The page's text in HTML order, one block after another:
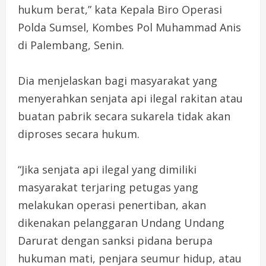
hukum berat,” kata Kepala Biro Operasi
Polda Sumsel, Kombes Pol Muhammad Anis
di Palembang, Senin.
Dia menjelaskan bagi masyarakat yang
menyerahkan senjata api ilegal rakitan atau
buatan pabrik secara sukarela tidak akan
diproses secara hukum.
“Jika senjata api ilegal yang dimiliki
masyarakat terjaring petugas yang
melakukan operasi penertiban, akan
dikenakan pelanggaran Undang Undang
Darurat dengan sanksi pidana berupa
hukuman mati, penjara seumur hidup, atau